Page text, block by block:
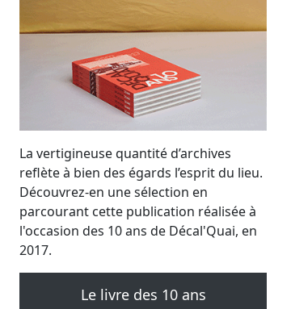
La vertigineuse quantité d’archives
reflète à bien des égards l’esprit du lieu.
Découvrez-en une sélection en
parcourant cette publication réalisée à
l'occasion des 10 ans de Décal'Quai, en
2017.
Le livre des 10 ans